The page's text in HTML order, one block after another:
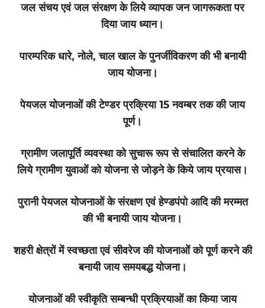
जल संचय एवं जल संरक्षण के लिये व्यापक जन जागरूकता पर
दिया जाय ध्यान।
पारम्परिक धारे, नोले, चाल खाल के पुनर्जीविकरण की भी बनायी
जाय योजना।
पेयजल योजनाओं की टेण्डर प्रक्रिया 15 नवम्बर तक की जाय
पूर्ण।
ग्रामीण जलापूर्ति व्यवस्था को सुचारू रूप से संचालित करने के
लिये ग्रामीण युवाओं को योजना से जोड़ने के किये जाय प्रयास।
पुरानी पेयजल योजनाओं के संरक्षण एवं हेण्डपंपो आदि की मरम्मत
की भी बनायी जाय योजना।
शहरी क्षेत्रों में स्वच्छता एवं सीवरेज की योजनाओं को पूर्ण करने की
बनायी जाय समयबद्ध योजना।
योजनाओं की स्वीकृति सम्बन्धी प्रक्रियाओं का किया जाय